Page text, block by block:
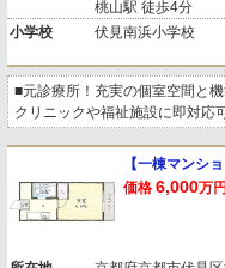
桃山駅 徒歩4分
小学校 伏見南浜小学校
■元診療所！充実の個室空間と
クリニックや福祉施設に即対応
【一棟マンシ
価格 6,000万円